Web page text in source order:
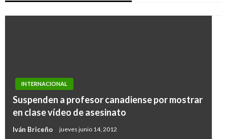
INTERNACIONAL
Suspenden a profesor canadiense por mostrar
en clase vídeo de asesinato
Iván Briceño jueves junio 14, 2012
«Matar en nombre de Dios es satánico»: Papa
INTERNACIONAL
sobrevivientes en Indonesia